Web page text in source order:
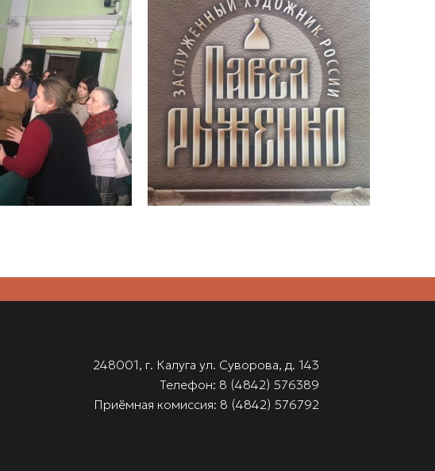
248001, г. Калуга ул. Суворова, д. 143
Телефон: 8 (4842) 576389
Приёмная комиссия: 8 (4842) 576792